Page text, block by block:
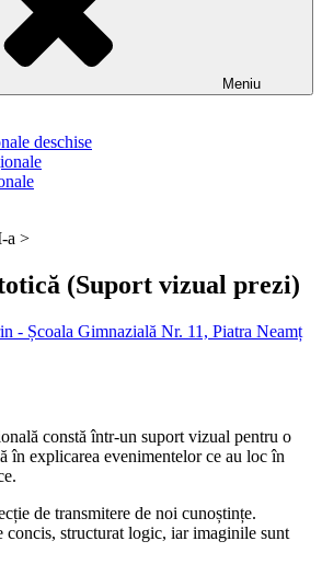
Meniu
deschise
a >
(Suport vizual prezi)
- Școala Gimnazială Nr. 11, Piatra Neamț
constă într-un suport vizual pentru o
în explicarea evenimentelor ce au loc în
de transmitere de noi cunoștințe.
structurat logic, iar imaginile sunt